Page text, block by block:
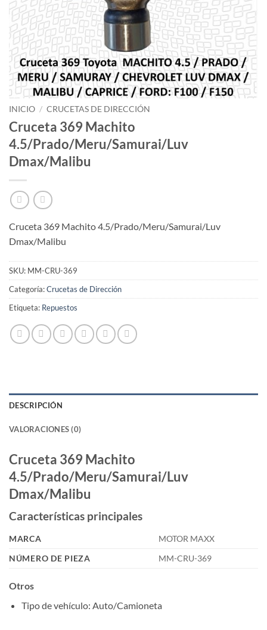
INICIO / CRUCETAS DE DIRECCIÓN
Cruceta 369 Machito
4.5/Prado/Meru/Samurai/Luv
Dmax/Malibu
Cruceta 369 Machito 4.5/Prado/Meru/Samurai/Luv
Dmax/Malibu
SKU: MM-CRU-369
Categoría:Crucetas de Dirección
Etiqueta: Repuestos
DESCRIPCIÓN
VALORACIONES (0)
Cruceta 369 Machito
4.5/Prado/Meru/Samurai/Luv
Dmax/Malibu
Características principales
MARCA
MOTOR MAXX
NÚMERO DE PIEZA
MM-CRU-369
Otros
Tipo de vehículo: Auto/Camioneta